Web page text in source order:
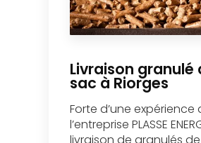
Livraison granulé
sac à Riorges
Forte d’une expérience
l’entreprise PLASSE
livraison de granulés